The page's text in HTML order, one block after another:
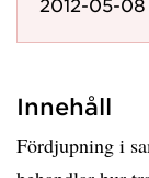
2012-05-08
Innehåll
Fördjupning i